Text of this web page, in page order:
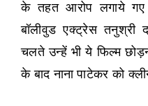
के तहत आरोप लगाये गए
बॉलीवुड एक्ट्रेस तनुश्री
चलते उन्हें भी ये फिल्म
के बाद नाना पाटेकर को